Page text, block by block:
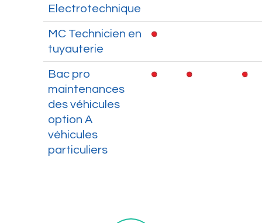
Electrotechnique
MC Technicien en
tuyauterie
Bac pro
maintenances
des véhicules
option A
véhicules
particuliers